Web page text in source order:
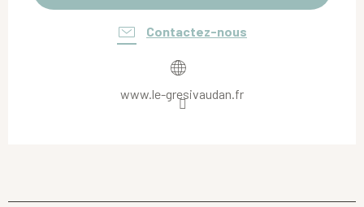
Contactez-nous
www.le-gresivaudan.fr